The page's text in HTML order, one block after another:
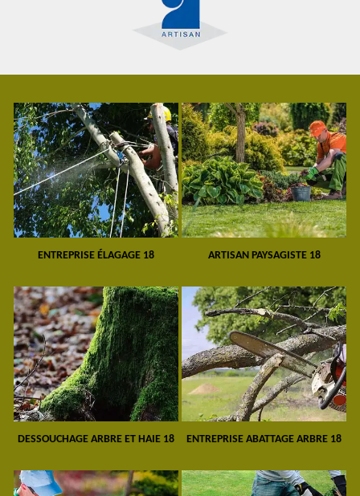
ENTREPRISE ÉLAGAGE 18 ARTISAN PAYSAGISTE 18
DESSOUCHAGE ARBRE ET HAIE 18 ENTREPRISE ABATTAGE ARBRE 18